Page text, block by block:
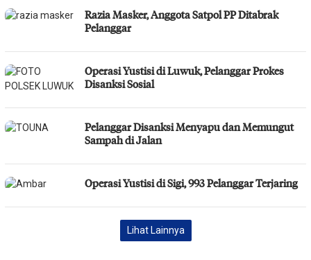
Razia Masker, Anggota Satpol PP Ditabrak
Pelanggar
Operasi Yustisi di Luwuk, Pelanggar Prokes
Disanksi Sosial
Pelanggar Disanksi Menyapu dan Memungut
Sampah di Jalan
Operasi Yustisi di Sigi, 993 Pelanggar Terjaring
Lihat Lainnya